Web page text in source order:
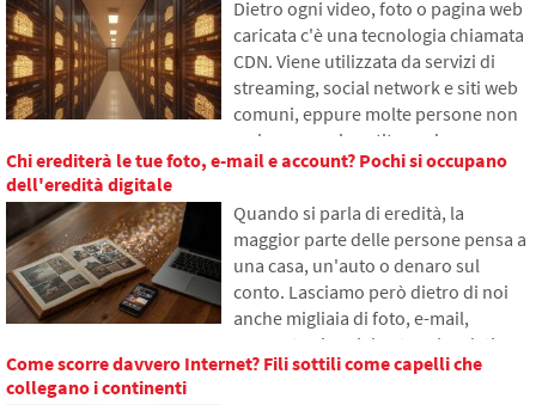
linguistici, perché a volte generano
risposte false e come i
programmatori cercano di ridurre
gradualmente questo problema.
Dietro ogni video, foto o pagina web
caricata c'è una tecnologia chiamata
CDN. Viene utilizzata da servizi di
streaming, social network e siti web
comuni, eppure molte persone non
ne hanno mai sentito parlare.
Nell'articolo spiegheremo cosa
funziona, perché il contenuto di
internet viene salvato in diverse parti
del mondo e perché senza essa
l'internet odierno difficilmente
funzionerebbe.
Chi erediterà le tue foto, e-mail e account? Pochi si occupano
dell'eredità digitale
Quando si parla di eredità, la
maggior parte delle persone pensa a
una casa, un'auto o denaro sul
conto. Lasciamo però dietro di noi
anche migliaia di foto, e-mail,
account sui social network o dati
salvati nel cloud. Cosa accadrà loro
Come scorre davvero Internet? Fili sottili come capelli che
collegano i continenti